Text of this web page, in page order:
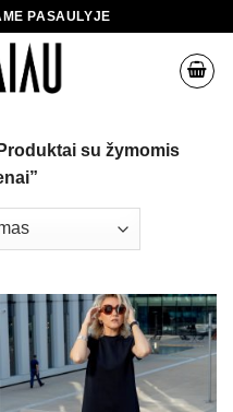
PASAULYJE
Produktai su žymomis